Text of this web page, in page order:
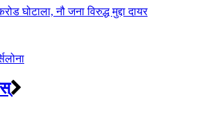
घोटाला, नौ जना विरुद्ध मुद्दा दायर